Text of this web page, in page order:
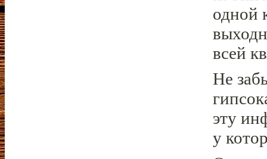
одной
всей
Не
эту
у